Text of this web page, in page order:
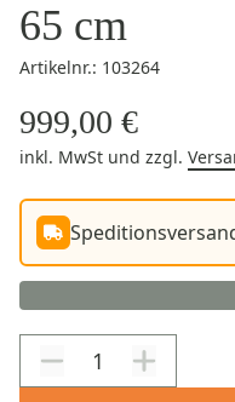
65 cm
Artikelnr.: 103264
999,00 €
inkl. MwSt und zzgl.